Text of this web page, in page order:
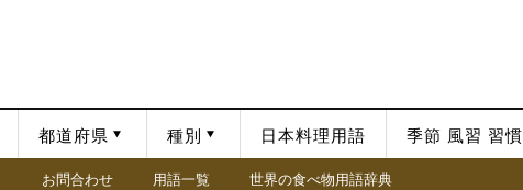
都道府県 種別 日本料理用語 季節 風習 習慣
お問合わせ 用語一覧 世界の食べ物用語辞典